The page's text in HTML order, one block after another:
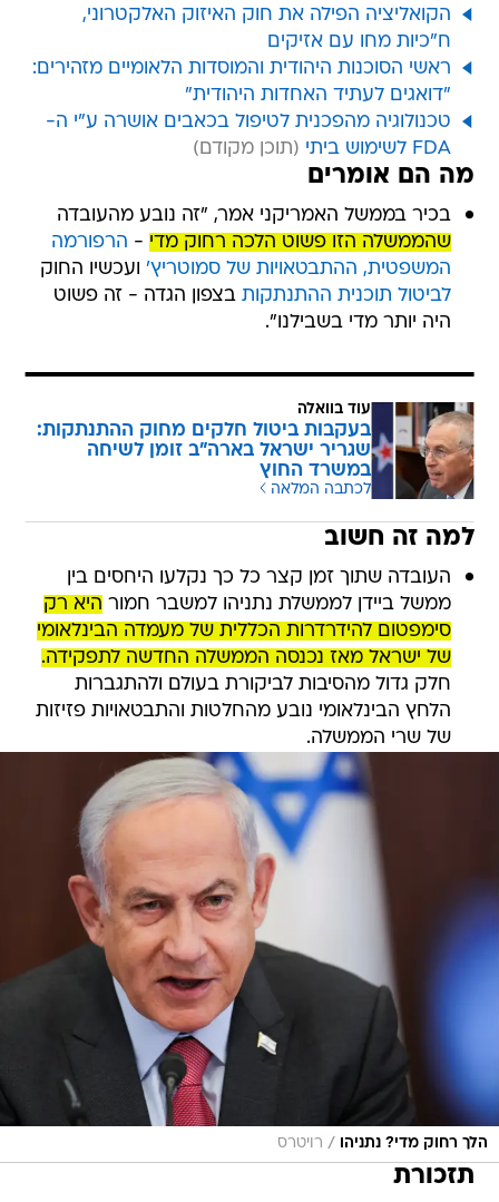
הקואליציה הפילה את חוק האיזוק האלקטרוני,
ח"כיות מחו עם אזיקים
ראשי הסוכנות היהודית והמוסדות הלאומיים מזהירים:
"דואגים לעתיד האחדות היהודית"
טכנולוגיה מהפכנית לטיפול בכאבים אושרה ע"י ה-
FDA לשימוש ביתי
מה הם אומרים
בכיר בממשל האמריקני אמר, "זה נובע מהעובדה
שהממשלה הזו פשוט הלכה רחוק מדי - הרפורמה
המשפטית, ההתבטאויות של סמוטריץ' ועכשיו החוק
לביטול תוכנית ההתנתקות בצפון הגדה - זה פשוט
היה יותר מדי בשבילנו".
עוד בוואלה
בעקבות ביטול חלקים מחוק ההתנתקות:
שגריר ישראל בארה"ב זומן לשיחה
במשרד החוץ
לכתבה המלאה
למה זה חשוב
העובדה שתוך זמן קצר כל כך נקלעו היחסים בין
ממשל ביידן לממשלת נתניהו למשבר חמור היא רק
סימפטום להידרדרות הכללית של מעמדה הבינלאומי
של ישראל מאז נכנסה הממשלה החדשה לתפקידה.
חלק גדול מהסיבות לביקורת בעולם ולהתגברות
הלחץ הבינלאומי נובע מהחלטות והתבטאויות פזיזות
של שרי הממשלה.
הלך רחוק מדי? נתניהו / רויטרס
תזכורת